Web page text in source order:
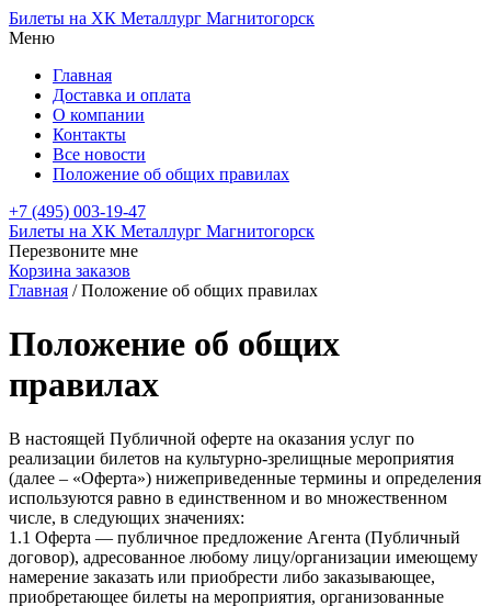
Билеты на ХК Металлург Магнитогорск
Меню
Главная
Доставка и оплата
О компании
Контакты
Все новости
Положение об общих правилах
+7 (495) 003-19-47
Билеты на ХК Металлург Магнитогорск
Перезвоните мне
Корзина заказов
Главная /Положение об общих правилах
Положение об общих
правилах
В настоящей Публичной оферте на оказания услуг по
реализации билетов на культурно-зрелищные мероприятия
(далее – «Оферта») нижеприведенные термины и определения
используются равно в единственном и во множественном
числе, в следующих значениях:
1.1 Оферта — публичное предложение Агента (Публичный
договор), адресованное любому лицу/организации имеющему
намерение заказать или приобрести либо заказывающее,
приобретающее билеты на мероприятия, организованные